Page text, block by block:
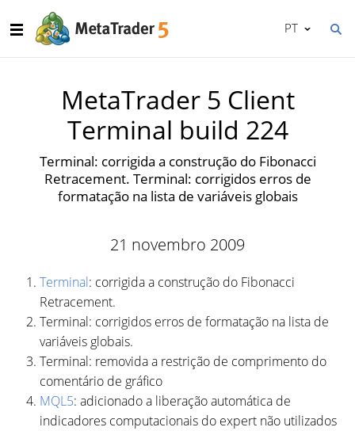
PT
MetaTrader 5 Client
Terminal build 224
Terminal: corrigida a construção do Fibonacci
Retracement. Terminal: corrigidos erros de
formatação na lista de variáveis globais
21 novembro 2009
Terminal: corrigida a construção do Fibonacci
Retracement.
Terminal: corrigidos erros de formatação na lista de
variáveis globais.
Terminal: removida a restrição de comprimento do
comentário de gráfico
MQL5: adicionado a liberação automática de
indicadores computacionais do expert não utilizados